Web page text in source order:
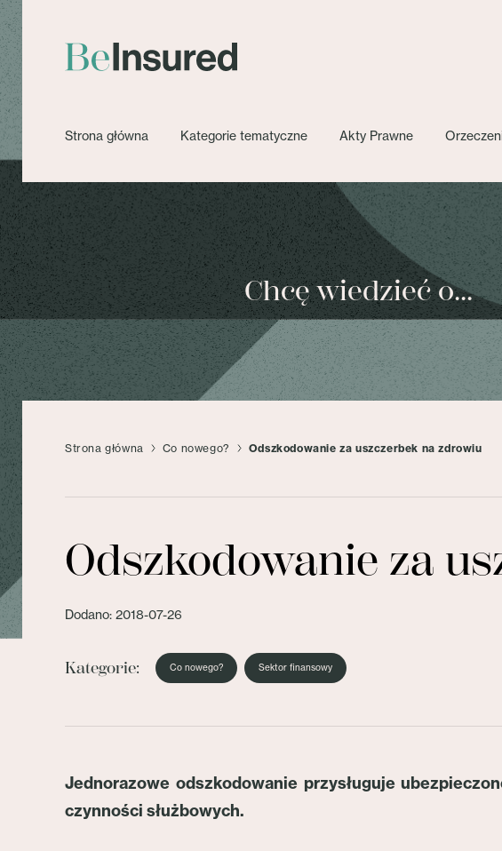
Strona główna Kategorie tematyczne Akty Prawne
Chcę wiedzieć o...
Strona główna Co nowego? Odszkodowanie za uszczerbek na zdrowiu
Odszkodowanie za
Dodano: 2018-07-26
Kategorie: Co nowego? Sektor finansowy
Jednorazowe odszkodowanie przysługuje
czynności służbowych.